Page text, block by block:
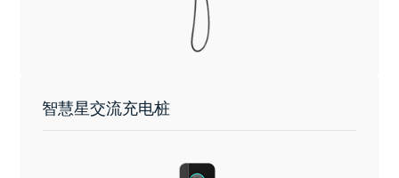
智慧星交流充电桩